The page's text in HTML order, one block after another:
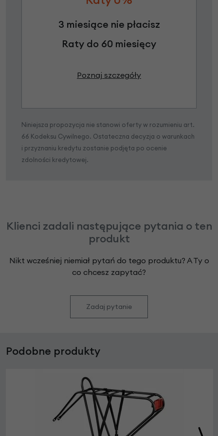
3 miesiące nie płacisz
Raty do 60 miesięcy
Poznaj szczegóły
Niniejsza propozycja nie stanowi oferty w rozumieniu art.
66 Kodeksu Cywilnego. Ostateczna decyzja o warunkach
i przyznaniu kredytu zostanie podjęta po ocenie
zdolności kredytowej.
Klienci zadali następujące pytania o ten
produkt
Nikt wcześniej niemiał pytań do tego produktu? A Ty o
co chcesz zapytać?
Zadaj pytanie
Podobne produkty